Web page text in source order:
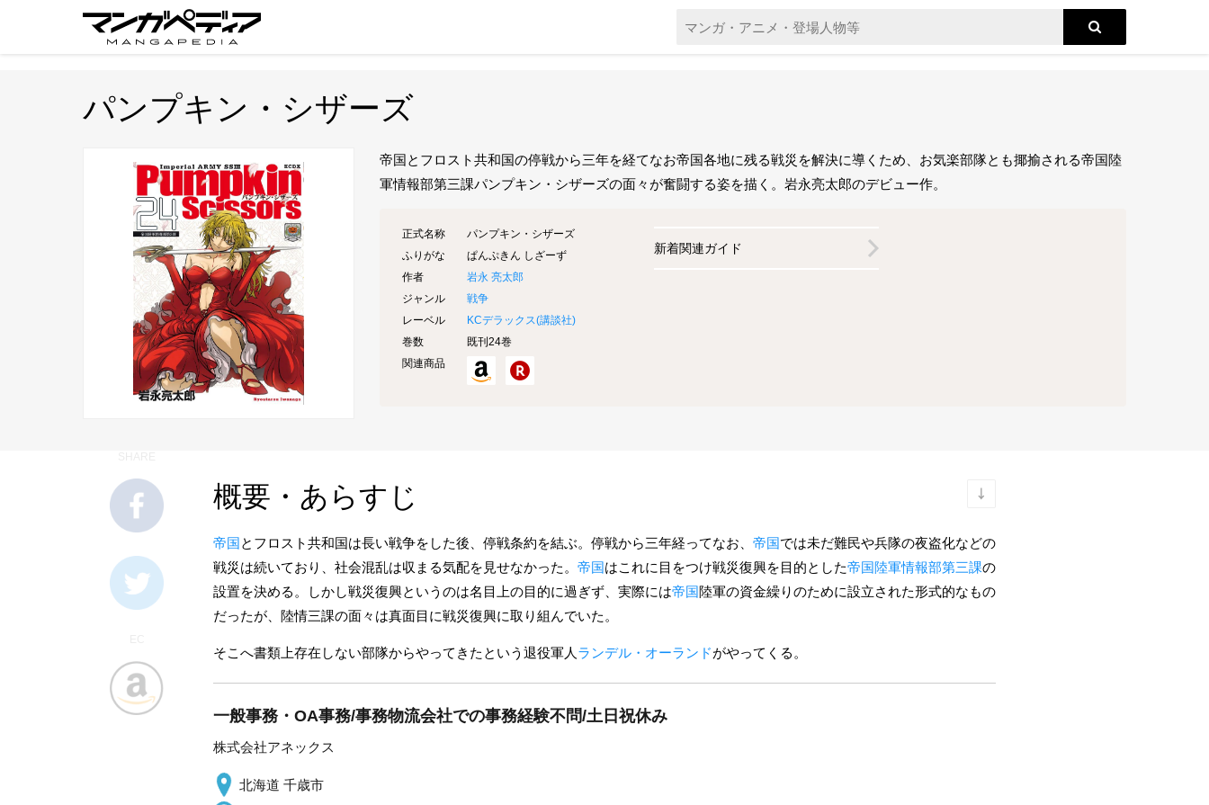
パンプキン・シザーズ
帝国とフロスト共和国の停戦から三年を経てなお帝国各地に残る戦災を解決に導くため、お気楽部隊とも揶揄される帝国陸
軍情報部第三課パンプキン・シザーズの面々が奮闘する姿を描く。岩永亮太郎のデビュー作。
正式名称
パンプキン・シザーズ
ふりがな
ぱんぷきん しざーず
作者
岩永 亮太郎
ジャンル
戦争
レーベル
KCデラックス(講談社)
巻数
既刊24巻
関連商品
新着関連ガイド
概要・あらすじ
帝国とフロスト共和国は長い戦争をした後、停戦条約を結ぶ。停戦から三年経ってなお、 帝国では未だ難民や兵隊の夜盗化などの
戦災は続いており、社会混乱は収まる気配を見せなかった。 帝国はこれに目をつけ戦災復興を目的とした帝国陸軍情報部第三課の
設置を決める。しかし戦災復興というのは名目上の目的に過ぎず、実際には帝国陸軍の資金繰りのために設立された形式的なもの
だったが、陸情三課の面々は真面目に戦災復興に取り組んでいた。
そこへ書類上存在しない部隊からやってきたという退役軍人 ランデル・オーランドがやってくる。
一般事務・OA事務/事務物流会社での事務経験不問/土日祝休み
株式会社アネックス
北海道 千歳市